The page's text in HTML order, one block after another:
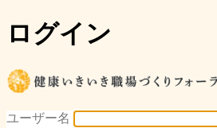
ログイン
ユーザー名